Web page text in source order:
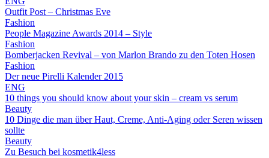
Outfit Post – Christmas Eve
Fashion
People Magazine Awards 2014 – Style
Fashion
Bomberjacken Revival – von Marlon Brando zu den Toten Hosen
Fashion
Der neue Pirelli Kalender 2015
ENG
10 things you should know about your skin – cream vs serum
Beauty
10 Dinge die man über Haut, Creme, Anti-Aging oder Seren wissen
sollte
Beauty
Zu Besuch bei kosmetik4less